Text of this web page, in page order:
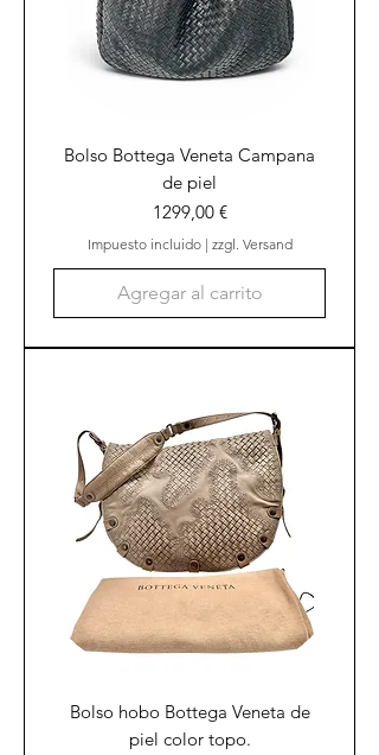
Bolso Bottega Veneta Campana
de piel
Precio
1299,00 €
Impuesto incluido| zzgl. Versand
Agregar al carrito
Bolso hobo Bottega Veneta de
piel color topo.